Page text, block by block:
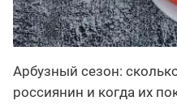
Арбузный сезон:
россиянин и когда их